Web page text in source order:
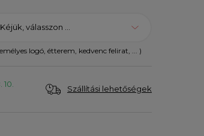
Kéjük, válasszon ...
logó, étterem, kedvenc felirat, ... )
Szállítási lehetőségek